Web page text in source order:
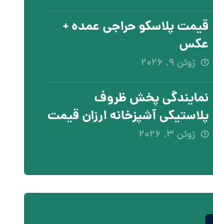
قیمت پلاسکو حراجی عمده +
عکس
ژوئن ۹, ۲۰۲۶
نمایندگی پخش ظروف
پلاستیکی آشپزخانه ارزان قیمت
ژوئن ۳, ۲۰۲۶